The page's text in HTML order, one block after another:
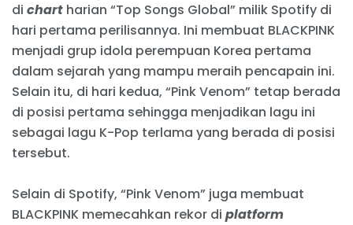
di chart harian “Top Songs Global” milik Spotify di
hari pertama perilisannya. Ini membuat BLACKPINK
menjadi grup idola perempuan Korea pertama
dalam sejarah yang mampu meraih pencapain ini.
Selain itu, di hari kedua, “Pink Venom” tetap berada
di posisi pertama sehingga menjadikan lagu ini
sebagai lagu K-Pop terlama yang berada di posisi
tersebut.
Selain di Spotify, “Pink Venom” juga membuat
BLACKPINK memecahkan rekor di platform